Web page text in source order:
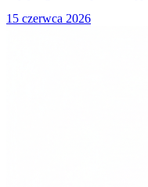
15 czerwca 2026